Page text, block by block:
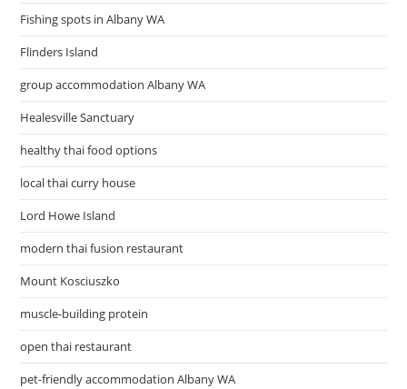
Fishing spots in Albany WA
Flinders Island
group accommodation Albany WA
Healesville Sanctuary
healthy thai food options
local thai curry house
Lord Howe Island
modern thai fusion restaurant
Mount Kosciuszko
muscle-building protein
open thai restaurant
pet-friendly accommodation Albany WA